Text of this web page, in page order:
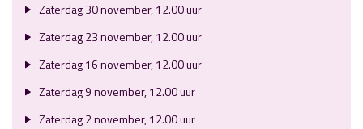
Zaterdag 30 november, 12.00 uur
Zaterdag 23 november, 12.00 uur
Zaterdag 16 november, 12.00 uur
Zaterdag 9 november, 12.00 uur
Zaterdag 2 november, 12.00 uur